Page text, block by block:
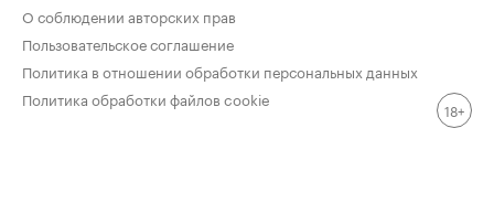
О соблюдении авторских прав
Пользовательское соглашение
Политика в отношении обработки персональных данных
Политика обработки файлов cookie
18+